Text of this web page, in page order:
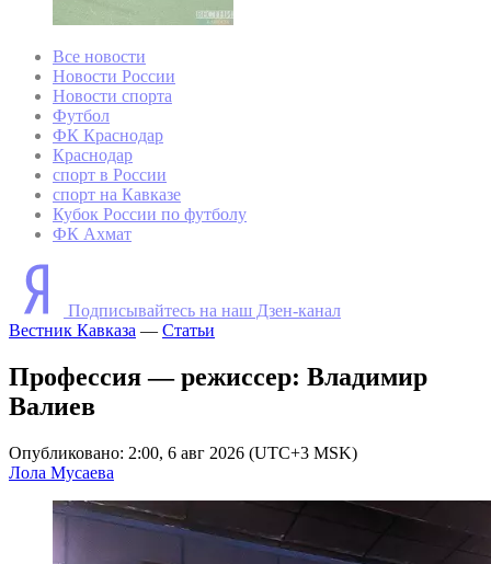
Все новости
Новости России
Новости спорта
Футбол
ФК Краснодар
Краснодар
спорт в России
спорт на Кавказе
Кубок России по футболу
ФК Ахмат
Подписывайтесь на наш Дзен-канал
Вестник Кавказа — Статьи
Профессия — режиссер: Владимир
Валиев
Опубликовано: 2:00, 6 авг 2026 (UTC+3 MSK)
Лола Мусаева